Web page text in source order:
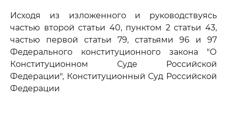
Исходя из изложенного и руководствуясь
частью второй статьи 40, пунктом 2 статьи 43,
частью первой статьи 79, статьями 96 и 97
Федерального конституционного закона "О
Конституционном Суде Российской
Федерации", Конституционный Суд Российской
Федерации